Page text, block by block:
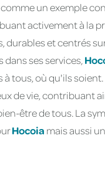
un exemple
activement à la
durables et centrés
ses services,
tous, où qu'ils
de vie, contribuant
être de tous. La
Hocoia mais aussi